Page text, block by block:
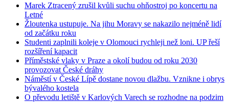
Marek Ztracený zrušil kvůli suchu ohňostroj po koncertu na
Letné
Žloutenka ustupuje. Na jihu Moravy se nakazilo nejméně lidí
od začátku roku
Studenti zaplnili koleje v Olomouci rychleji než loni. UP řeší
rozšíření kapacit
Příměstské vlaky v Praze a okolí budou od roku 2030
provozovat České dráhy
Náměstí v České Lípě dostane novou dlažbu. Vznikne i obrys
bývalého kostela
O převodu letiště v Karlových Varech se rozhodne na podzim